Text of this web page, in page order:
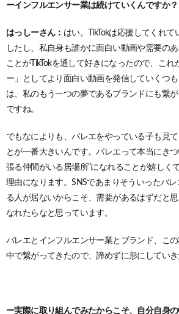
ーインフルエンサー業は続けていくんですか？
はっしーさん： はい。TikTokは応援してくれて
したし、私自身も誰かに面白い動画や需要の
ことがTikTokを通して好きになったので、こ
ー」としてより面白い動画を発信していくつも
は、私のもう一つの夢であるブランドにも繋
ですね。
でもなによりも、バレエをやっている子も見
とが一番大きいんです。バレエって本当にき
張る仲間がいる居場所”になれることが嬉しく
理由になります。SNSであまりそういったバ
る人が居ないからこそ、需要があるはずだと
なれたらなと思っています。
バレエとインフルエンサー業とブランド、こ
中で繋がってきたので、諦めずに形にしていき
ー実際に取り組んでみたからこそ、自分自身